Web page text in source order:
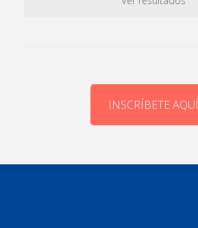
INSCRÍBETE AQUÍ